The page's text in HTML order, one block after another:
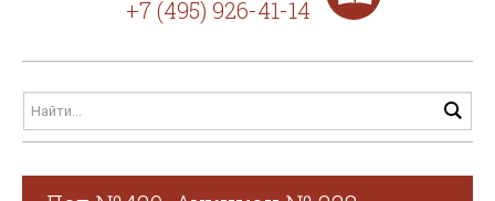
+7 (495) 926-41-14